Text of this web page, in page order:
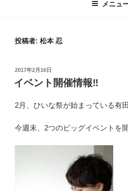
メニュ
投稿者: 松本 忍
投
稿
日:
2017年2月16日
イベント開催情報‼
2月、ひいな祭が始まっている有
今週末、2つのビッグイベントを